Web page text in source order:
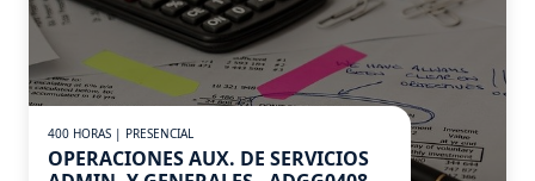
400 HORAS | PRESENCIAL
OPERACIONES AUX. DE SERVICIOS